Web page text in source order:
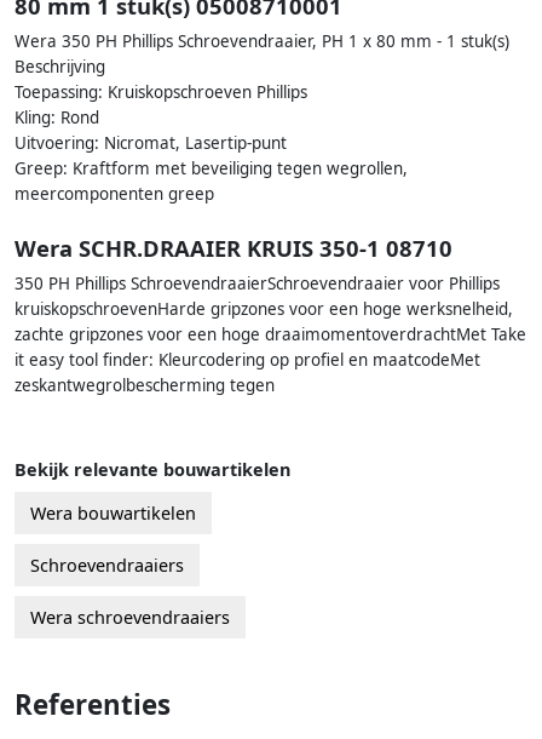
Wera 350 PH Phillips Schroevendraaier, PH 1 x 80 mm - 1 stuk(s)
Beschrijving
Toepassing: Kruiskopschroeven Phillips
Kling: Rond
Uitvoering: Nicromat, Lasertip-punt
Greep: Kraftform met beveiliging tegen wegrollen,
meercomponenten greep
Wera SCHR.DRAAIER KRUIS 350-1 08710
350 PH Phillips SchroevendraaierSchroevendraaier voor Phillips
kruiskopschroevenHarde gripzones voor een hoge werksnelheid,
zachte gripzones voor een hoge draaimomentoverdrachtMet Take
it easy tool finder: Kleurcodering op profiel en maatcodeMet
zeskantwegrolbescherming tegen
Bekijk relevante bouwartikelen
Wera bouwartikelen
Schroevendraaiers
Wera schroevendraaiers
Referenties